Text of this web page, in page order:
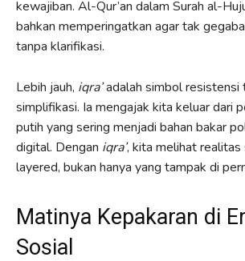
kewajiban. Al-Qur’an dalam Surah al-
bahkan memperingatkan agar tak
tanpa klarifikasi.
Lebih jauh, iqra’adalah simbol resistensi
simplifikasi. Ia mengajak kita keluar dari
putih yang sering menjadi bahan bakar
digital. Dengan iqra’, kita melihat
layered, bukan hanya yang tampak di
Matinya Kepakaran di
Sosial